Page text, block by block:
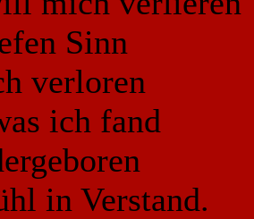
Sinn
verloren
ich fand
in Verstand.